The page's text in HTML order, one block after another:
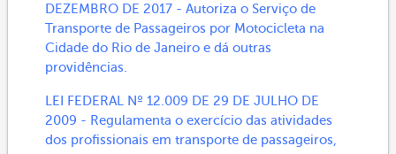
DEZEMBRO DE 2017 - Autoriza o Serviço de
Transporte de Passageiros por Motocicleta na
Cidade do Rio de Janeiro e dá outras
providências.
LEI FEDERAL Nº 12.009 DE 29 DE JULHO DE
2009 - Regulamenta o exercício das atividades
dos profissionais em transporte de passageiros,